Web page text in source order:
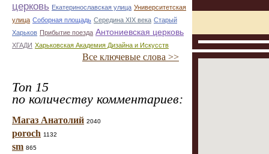
церковь Екатеринославская улица Университетская
улица Соборная площадь Середина XIX века Старый
Харьков Прибытие поезда Антониевская церковь
ХГАДИ Харьковская Академия Дизайна и Искусств
Все ключевые слова >>
Топ 15
по количеству комментариев:
Магаз Анатолий 2040
poroch 1132
sm 865